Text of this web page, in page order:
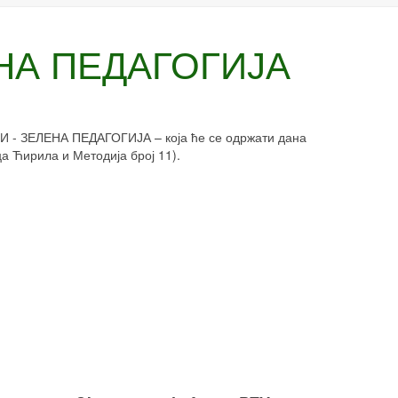
ПЕДАГОГИЈА
- ЗЕЛЕНА ПЕДАГОГИЈА – која ће се одржати дана
Ћирила и Методија број 11).